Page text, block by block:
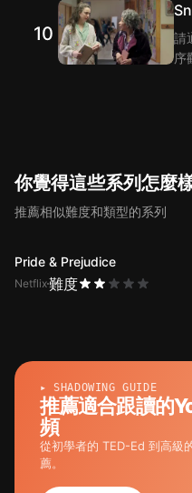
10
請
序
你覺得這些系列怎麼
推薦相似難度和類型的系列
Pride & Prejudice
Netflix難度
▸ SHADOWING GUIDE
推薦適合跟讀的
頻
從初學者的 TED-Ed 到高級
薦。